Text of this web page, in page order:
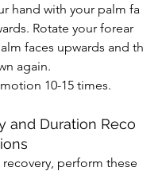
hand with your palm fa
Rotate your forear
faces upwards and th
again.
10-15 times.
and Duration Reco
recovery, perform these